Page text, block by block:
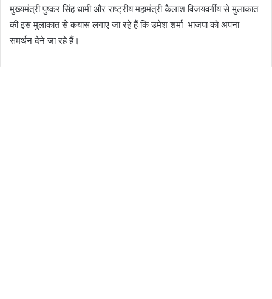
मुख्यमंत्री पुष्कर सिंह धामी और राष्ट्रीय महामंत्री कैलाश विजयवर्गीय से मुलाकात
की इस मुलाकात से कयास लगाए जा रहे हैं कि उमेश शर्मा भाजपा को अपना
समर्थन देने जा रहे हैं।